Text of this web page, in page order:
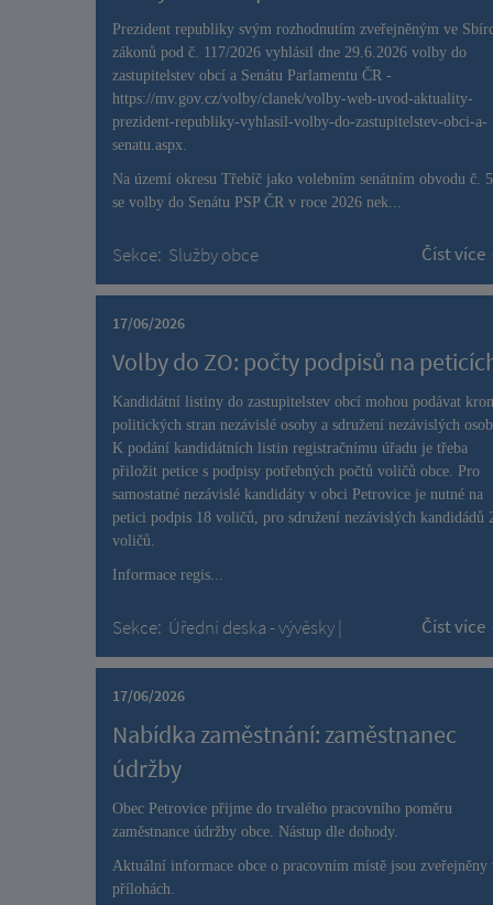
Prezident republiky svým rozhodnutím zveřejněným ve
zákonů pod č. 117/2026 vyhlásil dne 29.6.2026 volby do
zastupitelstev obcí a Senátu Parlamentu ČR -
https://mv.gov.cz/volby/clanek/volby-web-uvod-aktuality-
prezident-republiky-vyhlasil-volby-do-zastupitelstev-obci-a-
senatu.aspx.
Na území okresu Třebíč jako volebním senátním obvodu č.
se volby do Senátu PSP ČR v roce 2026 nek...
Sekce: Služby obce Číst více
17/06/2026
Volby do ZO: počty podpisů na
Kandidátní listiny do zastupitelstev obcí mohou podávat
politických stran nezávislé osoby a sdružení nezávislých
K podání kandidátních listin registračnímu úřadu je třeba
přiložit petice s podpisy potřebných počtů voličů obce. Pro
samostatné nezávislé kandidáty v obci Petrovice je nutné na
petici podpis 18 voličů, pro sdružení nezávislých kandidádů
voličů.
Informace regis...
Sekce: Úřední deska - vývěsky| Číst více
17/06/2026
Nabídka zaměstnání: zaměstnanec
údržby
Obec Petrovice přijme do trvalého pracovního poměru
zaměstnance údržby obce. Nástup dle dohody.
Aktuální informace obce o pracovním místě jsou zveřejněny
přílohách.